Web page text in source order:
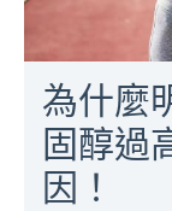
為什麼
固醇過
因！